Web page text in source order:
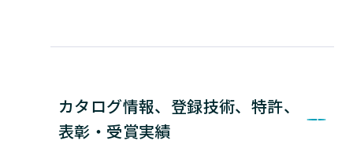
カタログ情報、登録技術、特許、
表彰・受賞実績